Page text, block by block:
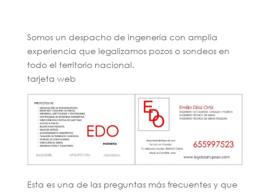
Somos un despacho de ingenería con amplia
experiencia que legalizamos pozos o sondeos en
todo el territorio nacional.
tarjeta web
Esta es una de las preguntas más frecuentes y que